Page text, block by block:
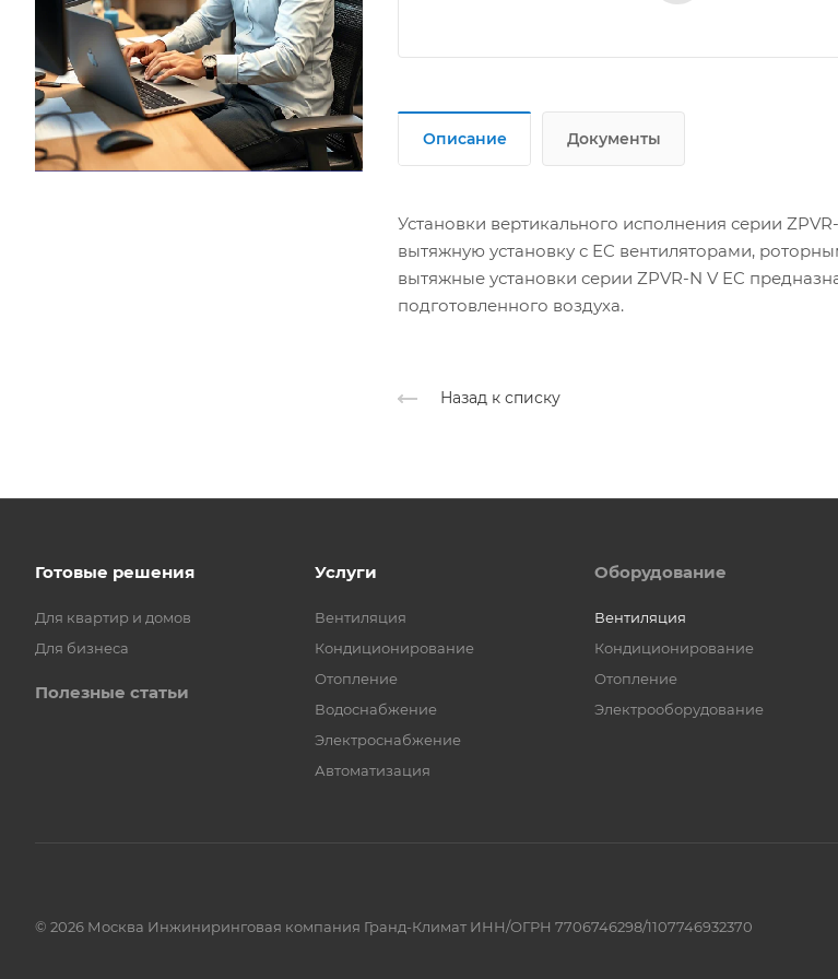
Описание Документы
Установки вертикального исполнения серии
вытяжную установку с EC вентиляторами,
вытяжные установки серии ZPVR-N V EC
подготовленного воздуха.
Назад к списку
Готовые решения
Для квартир и домов
Для бизнеса
Полезные статьи
Услуги
Вентиляция
Кондиционирование
Отопление
Водоснабжение
Электроснабжение
Автоматизация
Оборудование
Вентиляция
Кондиционирование
Отопление
Электрооборудование
© 2026 Москва Инжиниринговая компания Гранд-Климат ИНН/ОГРН 7706746298/1107746932370